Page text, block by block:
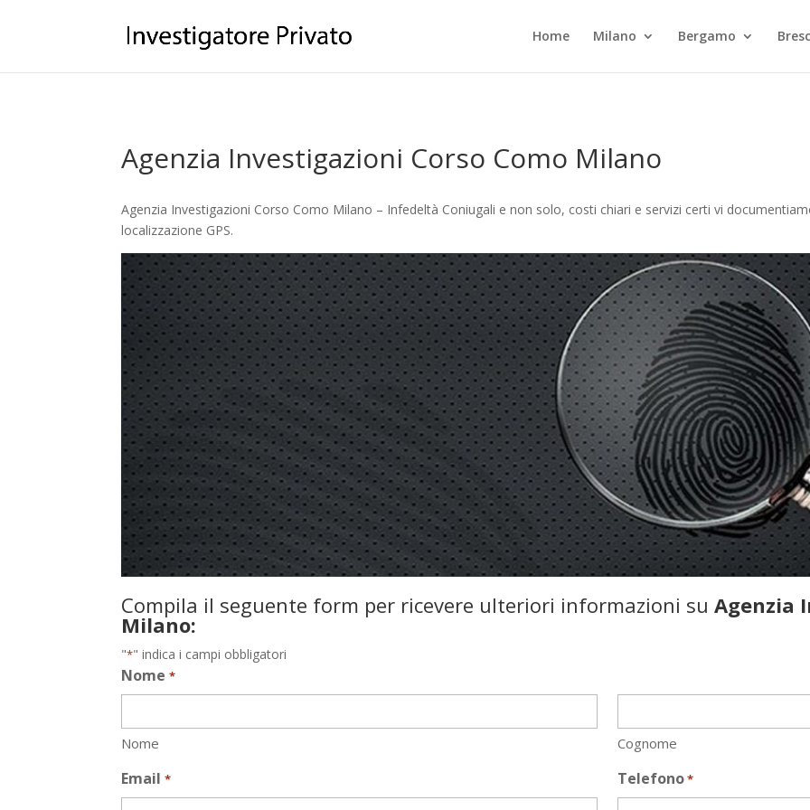
Home Milano Bergamo
Agenzia Investigazioni Corso Como Milano
Agenzia Investigazioni Corso Como Milano – Infedeltà Coniugali e non solo, costi chiari e servizi certi vi
localizzazione GPS.
Compila il seguente form per ricevere ulteriori informazioni suAgenzia
Milano:
"*" indica i campi obbligatori
Nome *
Nome Cognome
Email * Telefono*